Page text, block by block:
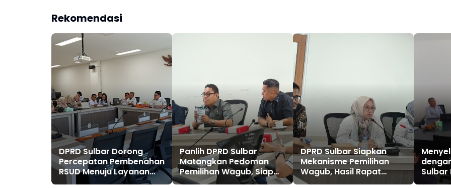
Rekomendasi
DPRD Sulbar Dorong
Percepatan Pembenahan
RSUD Menuju Layanan
Berbasis Kompetensi
Panlih DPRD Sulbar
Matangkan Pedoman
Pemilihan Wagub, Siap
Dikonsultasikan ke
DPRD Sulbar Siapkan
Mekanisme Pemilihan
Wagub, Hasil Rapat
Dikonsultasikan ke
Sulbar
Materi